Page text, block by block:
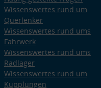
Wissenswertes rund um
Querlenker
Wissenswertes rund ums
Fahrwerk
Wissenswertes rund ums
Radlager
Wissenswertes rund um
Kupplungen